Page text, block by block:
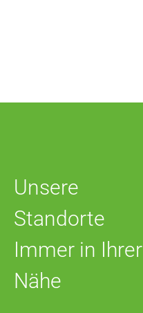
Unsere
Standorte
Immer in Ihrer
Nähe